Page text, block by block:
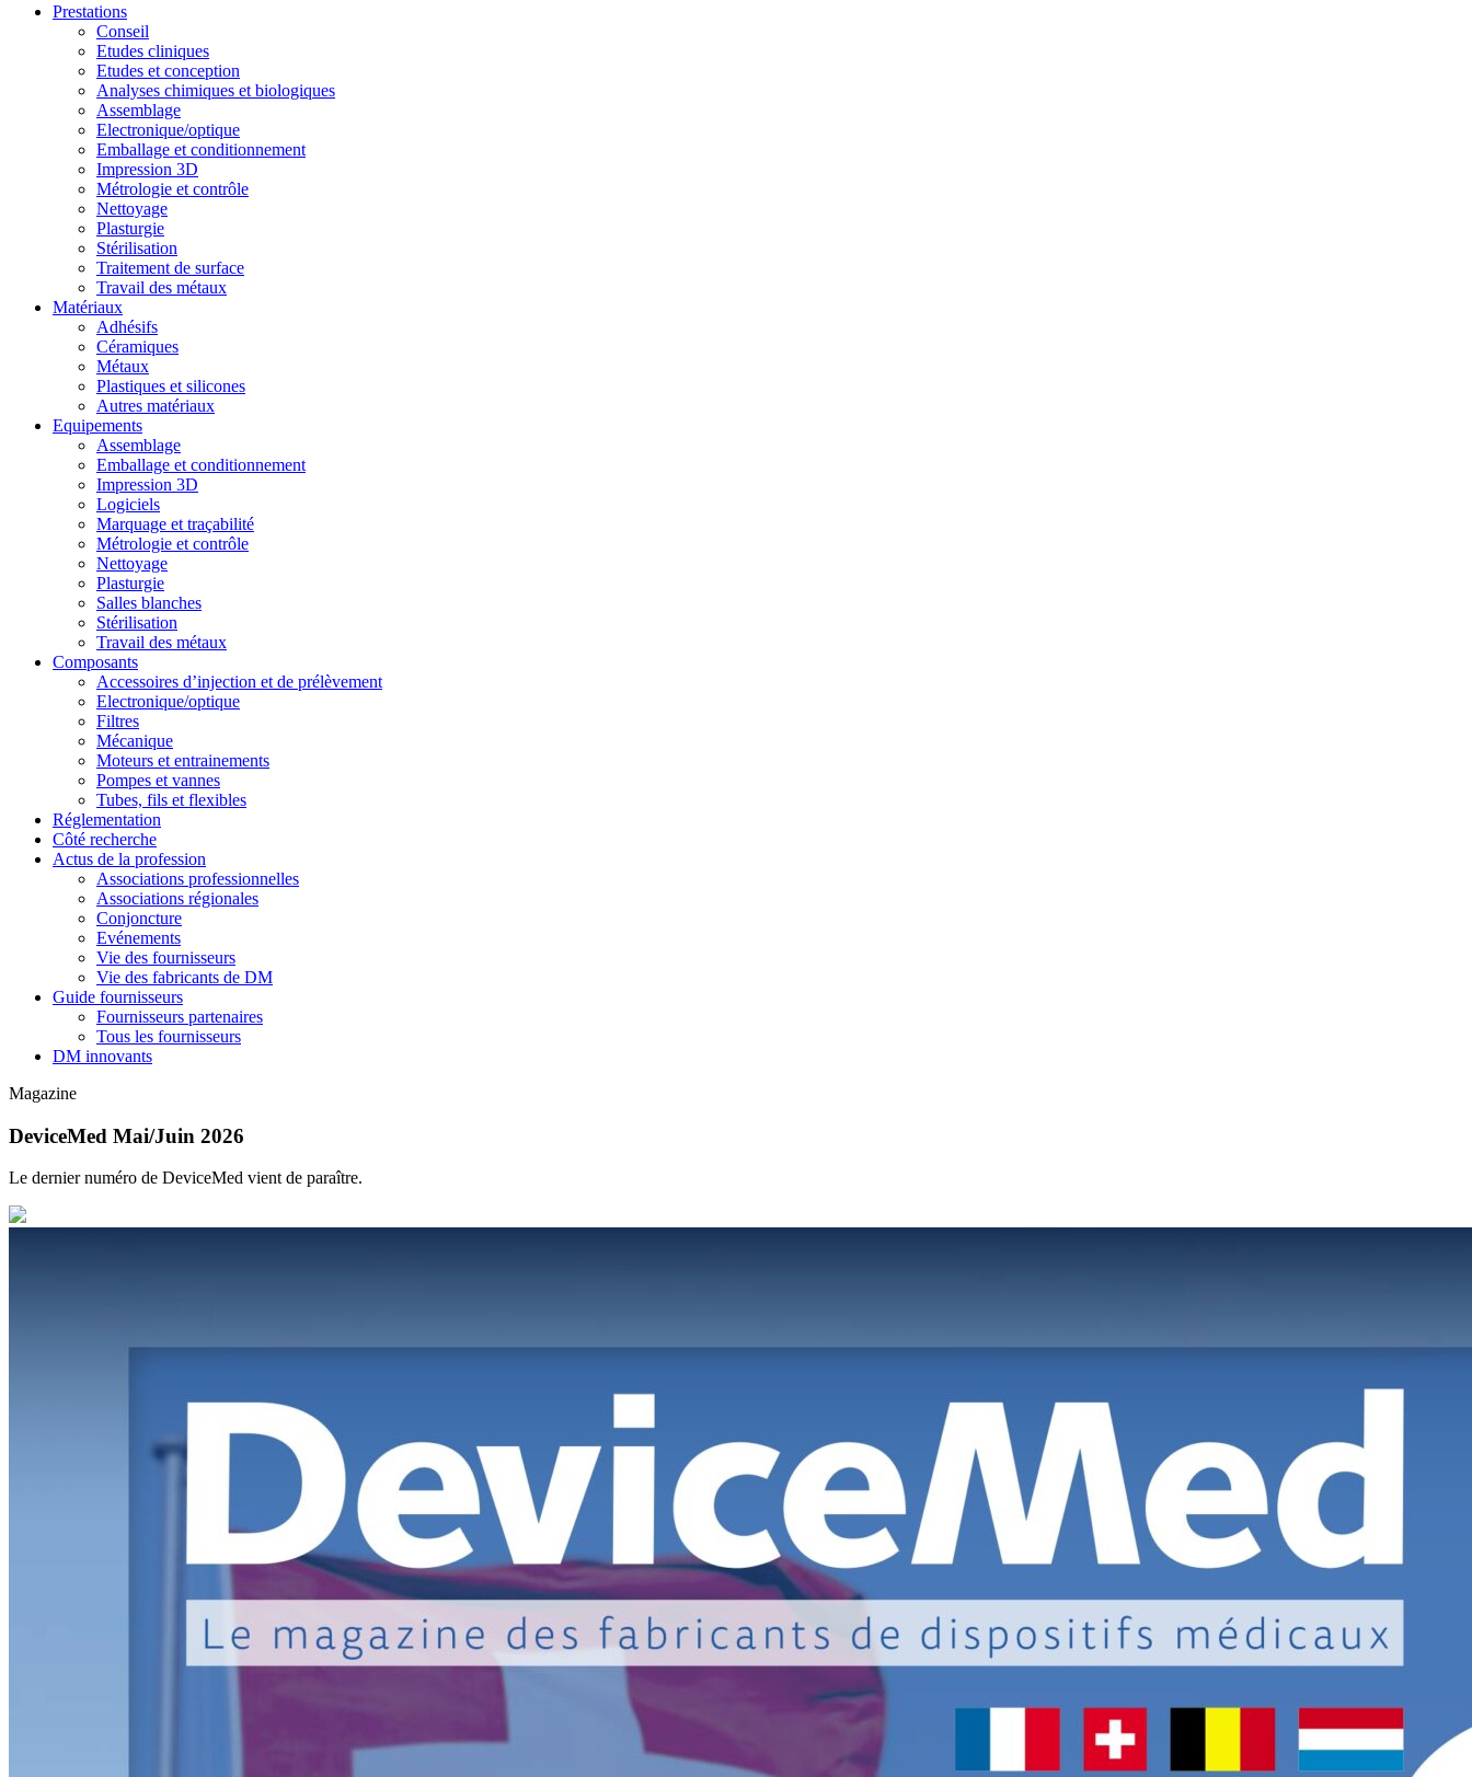
Prestations
Conseil
Etudes cliniques
Etudes et conception
Analyses chimiques et biologiques
Assemblage
Electronique/optique
Emballage et conditionnement
Impression 3D
Métrologie et contrôle
Nettoyage
Plasturgie
Stérilisation
Traitement de surface
Travail des métaux
Matériaux
Adhésifs
Céramiques
Métaux
Plastiques et silicones
Autres matériaux
Equipements
Assemblage
Emballage et conditionnement
Impression 3D
Logiciels
Marquage et traçabilité
Métrologie et contrôle
Nettoyage
Plasturgie
Salles blanches
Stérilisation
Travail des métaux
Composants
Accessoires d’injection et de prélèvement
Electronique/optique
Filtres
Mécanique
Moteurs et entrainements
Pompes et vannes
Tubes, fils et flexibles
Réglementation
Côté recherche
Actus de la profession
Associations professionnelles
Associations régionales
Conjoncture
Evénements
Vie des fournisseurs
Vie des fabricants de DM
Guide fournisseurs
Fournisseurs partenaires
Tous les fournisseurs
DM innovants
Magazine
DeviceMed Mai/Juin 2026
Le dernier numéro de DeviceMed vient de paraître.